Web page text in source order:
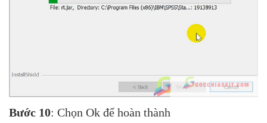
Bước 10: Chọn Ok để hoàn thành